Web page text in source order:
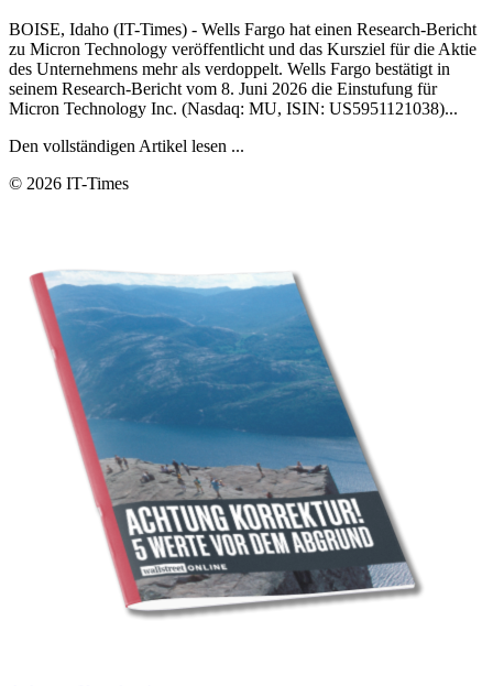
BOISE, Idaho (IT-Times) - Wells Fargo hat einen Research-Bericht
zu Micron Technology veröffentlicht und das Kursziel für die Aktie
des Unternehmens mehr als verdoppelt. Wells Fargo bestätigt in
seinem Research-Bericht vom 8. Juni 2026 die Einstufung für
Micron Technology Inc. (Nasdaq: MU, ISIN: US5951121038)...
Den vollständigen Artikel lesen ...
© 2026 IT-Times